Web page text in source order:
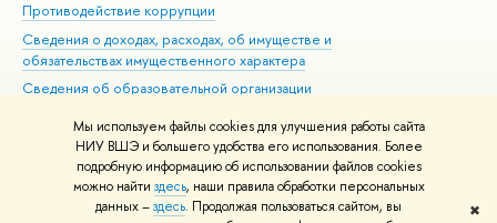
Мы используем файлы cookies для улучшения работы сайта
НИУ ВШЭ и большего удобства его использования. Более
подробную информацию об использовании файлов cookies
можно найти здесь, наши правила обработки персональных
данных –здесь. Продолжая пользоваться сайтом, вы
✖
Противодействие коррупции
Сведения о доходах, расходах, об имуществе и
обязательствах имущественного характера
Сведения об образовательной организации
Людям с ограниченными возможностями здоровья
Единая платежная страница
Работа в Вышке